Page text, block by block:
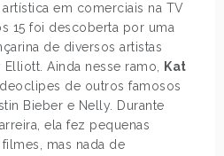
em comerciais na TV
15 foi descoberta por uma
de diversos artistas
Ainda nesse ramo,
Kat
de outros famosos
Bieber e Nelly. Durante
ela fez pequenas
mas nada de
PRÓXIMO POST
TUTORIAL: NAIL ART
GEOMÉTRICA